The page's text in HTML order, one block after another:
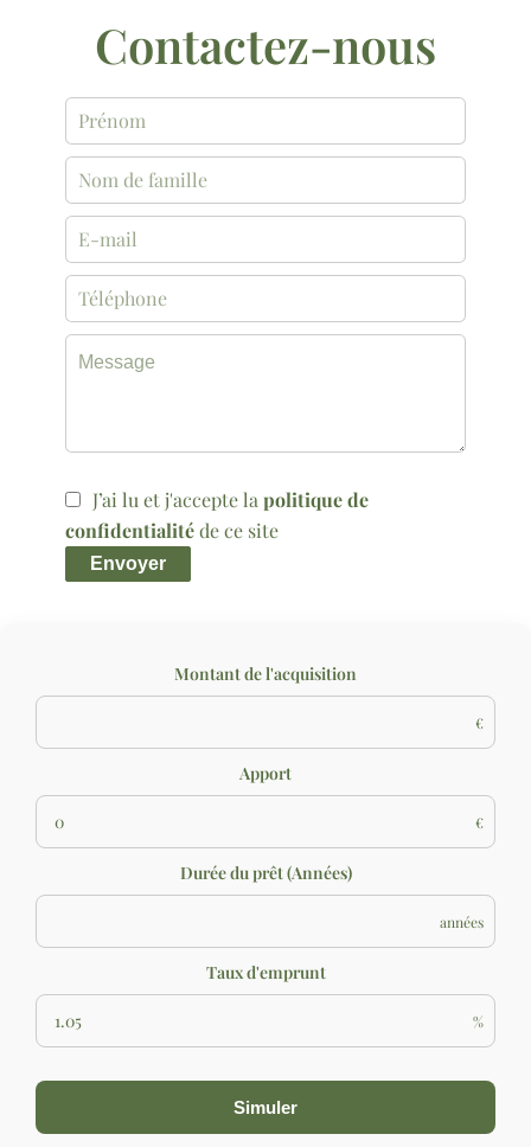
Contactez-nous
J’ai lu et j'accepte la politique de
confidentialitéde ce site
Envoyer
Montant de l'acquisition
€
Apport
€
Durée du prêt (Années)
années
Taux d'emprunt
%
Simuler